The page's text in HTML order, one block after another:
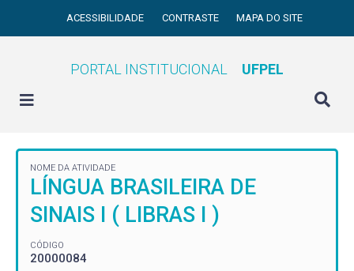
ACESSIBILIDADE CONTRASTE MAPA DO SITE
PORTAL INSTITUCIONAL UFPEL
NOME DA ATIVIDADE
LÍNGUA BRASILEIRA DE
SINAIS I ( LIBRAS I )
CÓDIGO
20000084